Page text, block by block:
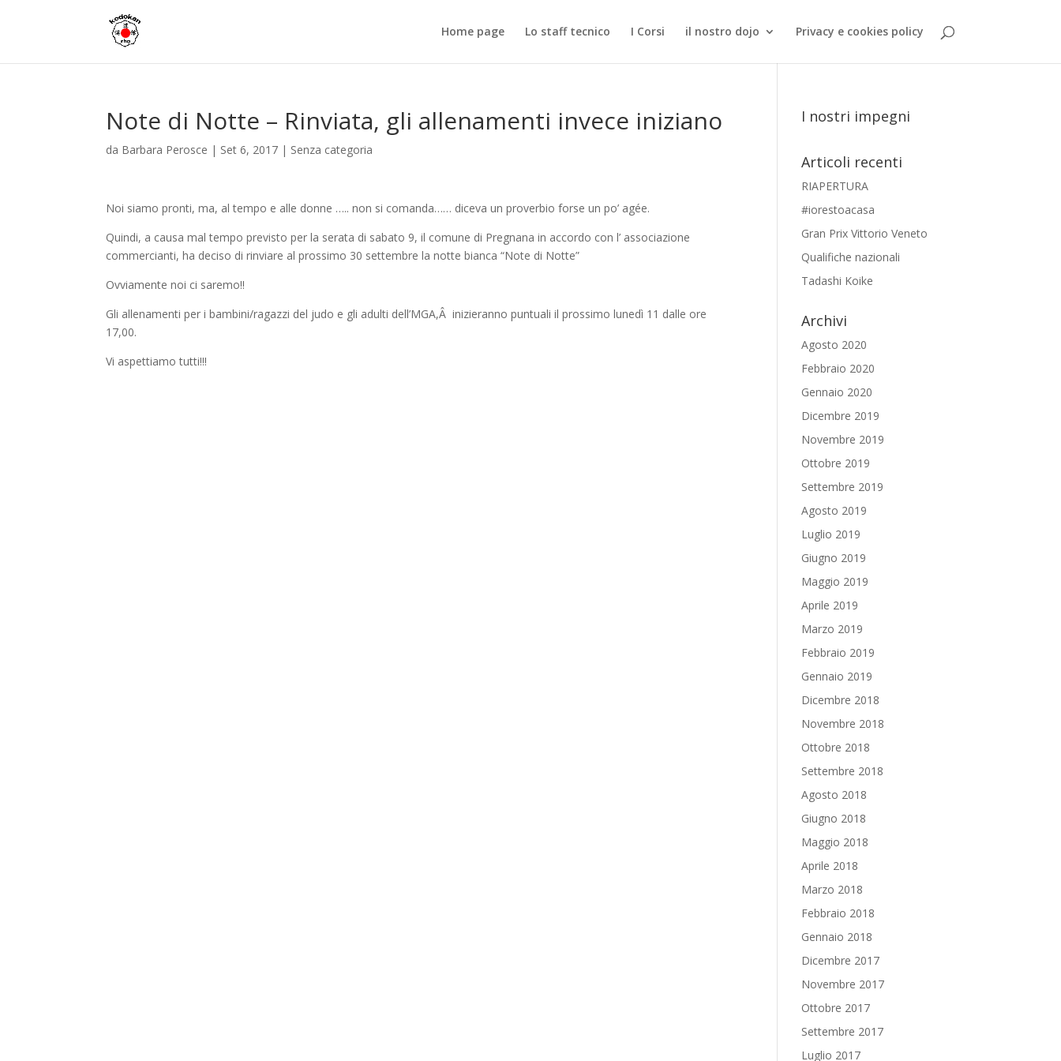
Home page Lo staff tecnico I Corsi il nostro dojo Privacy e cookies policy
Note di Notte – Rinviata, gli allenamenti invece iniziano
da Barbara Perosce | Set 6, 2017 | Senza categoria
Noi siamo pronti, ma, al tempo e alle donne ….. non si comanda…… diceva un proverbio forse un po’ agée.
Quindi, a causa mal tempo previsto per la serata di sabato 9, il comune di Pregnana in accordo con l’ associazione
commercianti, ha deciso di rinviare al prossimo 30 settembre la notte bianca “Note di Notte”
Ovviamente noi ci saremo!!
Gli allenamenti per i bambini/ragazzi del judo e gli adulti dell’MGA,Â inizieranno puntuali il prossimo lunedì 11 dalle ore
17,00.
Vi aspettiamo tutti!!!
I nostri impegni
Articoli recenti
RIAPERTURA
#iorestoacasa
Gran Prix Vittorio Veneto
Qualifiche nazionali
Tadashi Koike
Archivi
Agosto 2020
Febbraio 2020
Gennaio 2020
Dicembre 2019
Novembre 2019
Ottobre 2019
Settembre 2019
Agosto 2019
Luglio 2019
Giugno 2019
Maggio 2019
Aprile 2019
Marzo 2019
Febbraio 2019
Gennaio 2019
Dicembre 2018
Novembre 2018
Ottobre 2018
Settembre 2018
Agosto 2018
Giugno 2018
Maggio 2018
Aprile 2018
Marzo 2018
Febbraio 2018
Gennaio 2018
Dicembre 2017
Novembre 2017
Ottobre 2017
Settembre 2017
Luglio 2017